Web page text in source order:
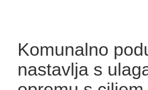
Komunalno
nastavlja s